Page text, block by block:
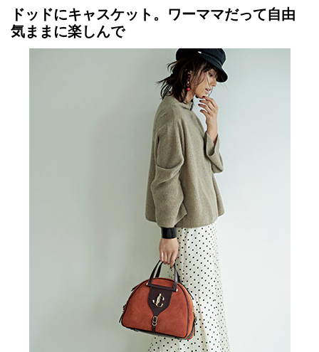
ドッドにキャスケット。ワーママだって自由
気ままに楽しんで